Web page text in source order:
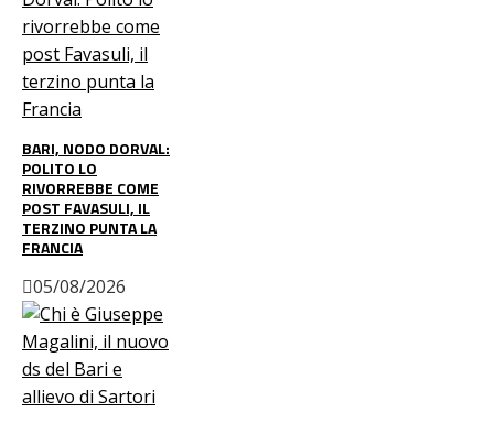
BARI, NODO DORVAL:
POLITO LO
RIVORREBBE COME
POST FAVASULI, IL
TERZINO PUNTA LA
FRANCIA
05/08/2026